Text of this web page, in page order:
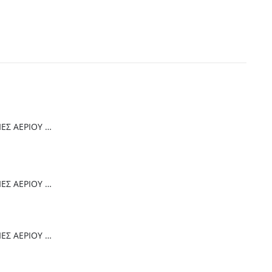
Thermogatz ΕΣΤΙΕΣ ΑΕΡΙΟΥ TGC 4236 GL
Thermogatz ΕΣΤΙΕΣ ΑΕΡΙΟΥ TGC 6014 IX
Thermogatz ΕΣΤΙΕΣ ΑΕΡΙΟΥ TGC 2460 GL